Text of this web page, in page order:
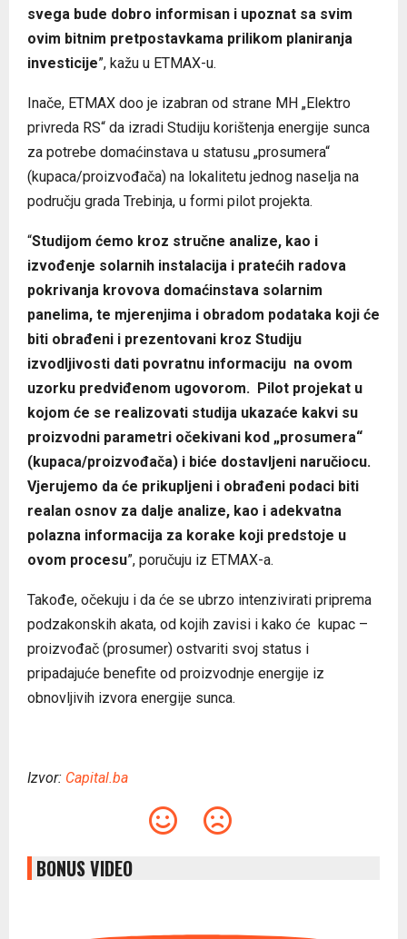
svega bude dobro informisan i upoznat sa svim
ovim bitnim pretpostavkama prilikom planiranja
investicije”, kažu u ETMAX-u.
Inače, ETMAX doo je izabran od strane MH „Elektro
privreda RS“ da izradi Studiju korištenja energije sunca
za potrebe domaćinstava u statusu „prosumera“
(kupaca/proizvođača) na lokalitetu jednog naselja na
području grada Trebinja, u formi pilot projekta.
“Studijom ćemo kroz stručne analize, kao i
izvođenje solarnih instalacija i pratećih radova
pokrivanja krovova domaćinstava solarnim
panelima, te mjerenjima i obradom podataka koji će
biti obrađeni i prezentovani kroz Studiju
izvodljivosti dati povratnu informaciju na ovom
uzorku predviđenom ugovorom. Pilot projekat u
kojom će se realizovati studija ukazaće kakvi su
proizvodni parametri očekivani kod „prosumera“
(kupaca/proizvođača) i biće dostavljeni naručiocu.
Vjerujemo da će prikupljeni i obrađeni podaci biti
realan osnov za dalje analize, kao i adekvatna
polazna informacija za korake koji predstoje u
ovom procesu”, poručuju iz ETMAX-a.
Takođe, očekuju i da će se ubrzo intenzivirati priprema
podzakonskih akata, od kojih zavisi i kako će kupac –
proizvođač (prosumer) ostvariti svoj status i
pripadajuće benefite od proizvodnje energije iz
obnovljivih izvora energije sunca.
Izvor: Capital.ba
BONUS VIDEO